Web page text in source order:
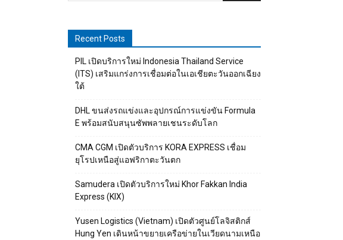
Recent Posts
PIL เปิดบริการใหม่ Indonesia Thailand Service
(ITS) เสริมแกร่งการเชื่อมต่อในเอเชียตะวันออกเฉียง
ใต้
DHL ขนส่งรถแข่งและอุปกรณ์การแข่งขัน Formula
E พร้อมสนับสนุนซัพพลายเชนระดับโลก
CMA CGM เปิดตัวบริการ KORA EXPRESS เชื่อม
ยุโรปเหนือสู่แอฟริกาตะวันตก
Samudera เปิดตัวบริการใหม่ Khor Fakkan India
Express (KIX)
Yusen Logistics (Vietnam) เปิดตัวศูนย์โลจิสติกส์
Hung Yen เดินหน้าขยายเครือข่ายในเวียดนามเหนือ